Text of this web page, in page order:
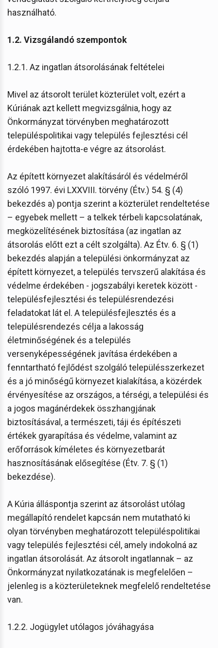
használható.
1.2. Vizsgálandó szempontok
1.2.1. Az ingatlan átsorolásának feltételei
Mivel az átsorolt terület közterület volt, ezért a
Kúriának azt kellett megvizsgálnia, hogy az
Önkormányzat törvényben meghatározott
településpolitikai vagy település fejlesztési cél
érdekében hajtotta-e végre az átsorolást.
Az épített környezet alakításáról és védelméről
szóló 1997. évi LXXVIII. törvény (Étv.) 54. § (4)
bekezdés a) pontja szerint a közterület rendeltetése
– egyebek mellett – a telkek térbeli kapcsolatának,
megközelítésének biztosítása (az ingatlan az
átsorolás előtt ezt a célt szolgálta). Az Étv. 6. § (1)
bekezdés alapján a települési önkormányzat az
épített környezet, a település tervszerű alakítása és
védelme érdekében - jogszabályi keretek között -
településfejlesztési és településrendezési
feladatokat lát el. A településfejlesztés és a
településrendezés célja a lakosság
életminőségének és a település
versenyképességének javítása érdekében a
fenntartható fejlődést szolgáló településszerkezet
és a jó minőségű környezet kialakítása, a közérdek
érvényesítése az országos, a térségi, a települési és
a jogos magánérdekek összhangjának
biztosításával, a természeti, táji és építészeti
értékek gyarapítása és védelme, valamint az
erőforrások kíméletes és környezetbarát
hasznosításának elősegítése (Étv. 7. § (1)
bekezdése).
A Kúria álláspontja szerint az átsorolást utólag
megállapító rendelet kapcsán nem mutatható ki
olyan törvényben meghatározott településpolitikai
vagy település fejlesztési cél, amely indokolná az
ingatlan átsorolását. Az átsorolt ingatlannak – az
Önkormányzat nyilatkozatának is megfelelően –
jelenleg is a közterületeknek megfelelő rendeltetése
van.
1.2.2. Jogügylet utólagos jóváhagyása